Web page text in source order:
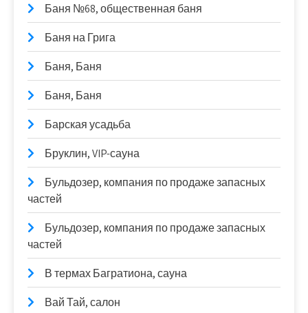
Баня №68, общественная баня
Баня на Грига
Баня, Баня
Баня, Баня
Барская усадьба
Бруклин, VIP-сауна
Бульдозер, компания по продаже запасных
частей
Бульдозер, компания по продаже запасных
частей
В термах Багратиона, сауна
Вай Тай, салон